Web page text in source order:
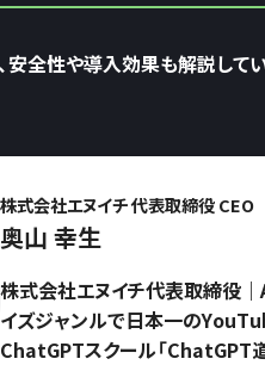
全性や導入効果も解説してい
株式会社エヌイチ 代表取締役 CEO
奥山 幸生
株式会社エヌイチ代表取締役
イズジャンルで日本一の
ChatGPTスクール「ChatGPT